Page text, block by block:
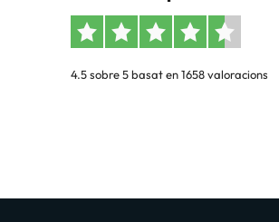
4.5 sobre 5 basat en 1658 valoracions